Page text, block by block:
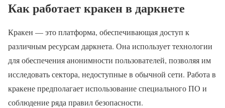
Как работает кракен в даркнете
Кракен — это платформа, обеспечивающая доступ к
различным ресурсам даркнета. Она использует технологии
для обеспечения анонимности пользователей, позволяя им
исследовать сектора, недоступные в обычной сети. Работа в
кракене предполагает использование специального ПО и
соблюдение ряда правил безопасности.